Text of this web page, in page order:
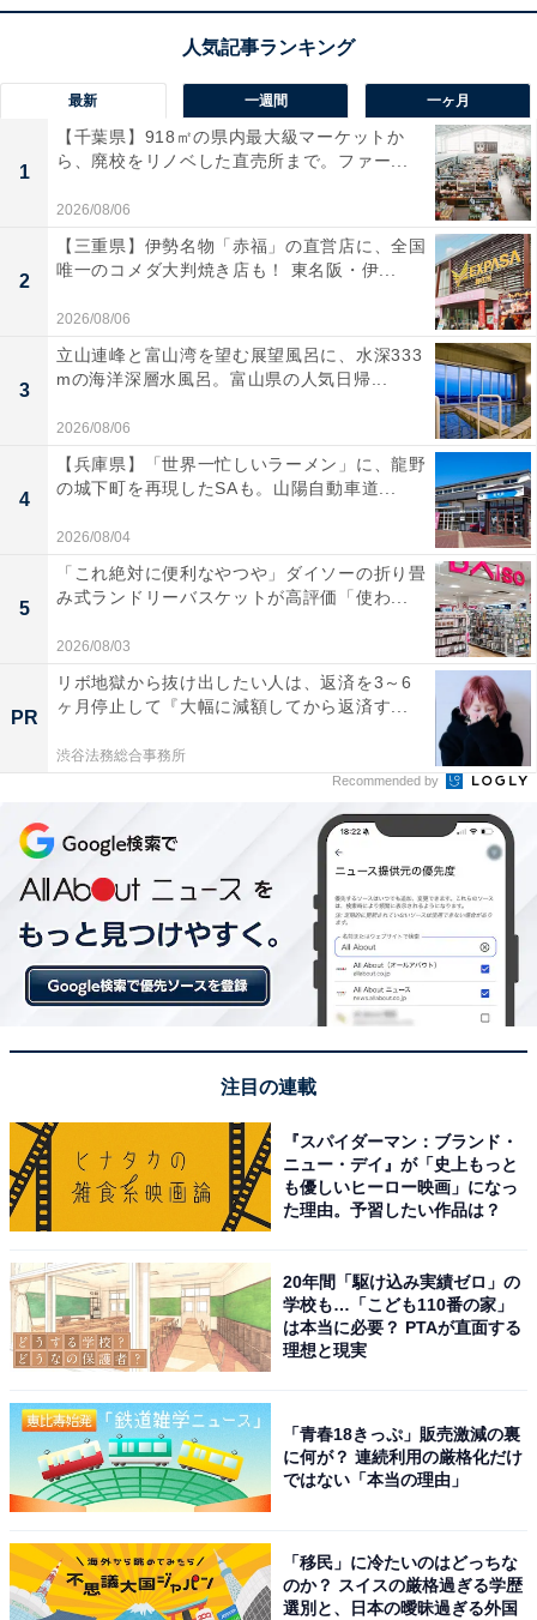
最新 一週間 一ヶ月
1
【千葉県】918㎡の県内最大級マーケットか
ら、廃校をリノベした直売所まで。ファー...
2026/08/06
2
【三重県】伊勢名物「赤福」の直営店に、全国
唯一のコメダ大判焼き店も！ 東名阪・伊...
2026/08/06
3
立山連峰と富山湾を望む展望風呂に、水深333
mの海洋深層水風呂。富山県の人気日帰...
2026/08/06
4
【兵庫県】「世界一忙しいラーメン」に、龍野
の城下町を再現したSAも。山陽自動車道...
2026/08/04
5
「これ絶対に便利なやつや」ダイソーの折り畳
み式ランドリーバスケットが高評価「使わ...
2026/08/03
PR
リボ地獄から抜け出したい人は、返済を3～6
ヶ月停止して『大幅に減額してから返済す...
渋谷法務総合事務所
Recommended by
注目の連載
『スパイダーマン：ブランド・
ニュー・デイ』が「史上もっと
も優しいヒーロー映画」になっ
た理由。予習したい作品は？
20年間「駆け込み実績ゼロ」の
学校も…「こども110番の家」
は本当に必要？ PTAが直面する
理想と現実
「青春18きっぷ」販売激減の裏
に何が？ 連続利用の厳格化だけ
ではない「本当の理由」
「移民」に冷たいのはどっちな
のか？ スイスの厳格過ぎる学歴
選別と、日本の曖昧過ぎる外国